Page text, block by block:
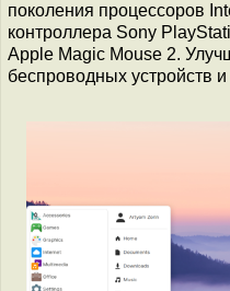
поколения процессоров
контроллера Sony
Apple Magic Mouse 2.
беспроводных устройств